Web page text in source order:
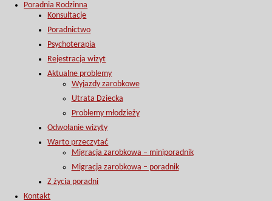
Poradnia Rodzinna
Konsultacje
Poradnictwo
Psychoterapia
Rejestracja wizyt
Aktualne problemy
Wyjazdy zarobkowe
Utrata Dziecka
Problemy młodzieży
Odwołanie wizyty
Warto przeczytać
Migracja zarobkowa – miniporadnik
Migracja zarobkowa – poradnik
Z życia poradni
Kontakt